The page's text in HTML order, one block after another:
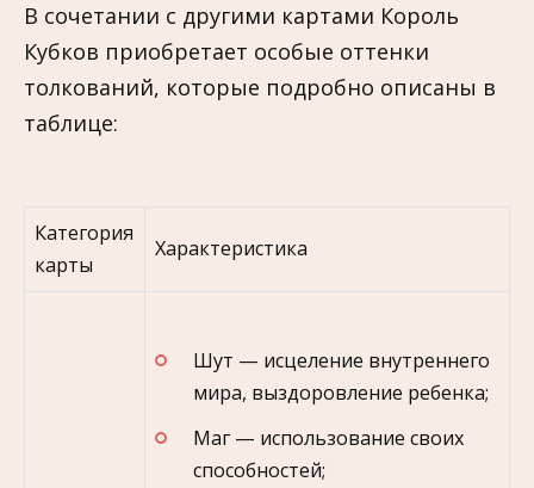
В сочетании с другими картами Король
Кубков приобретает особые оттенки
толкований, которые подробно описаны в
таблице:
Категория
карты
Характеристика
Шут — исцеление внутреннего
мира, выздоровление ребенка;
Маг — использование своих
способностей;